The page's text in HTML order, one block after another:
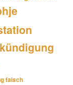
falsch